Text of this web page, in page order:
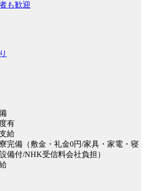
も歓迎
有
給
完備（敷金・礼金0円/家具・家電・寝
備付/NHK受信料会社負担）